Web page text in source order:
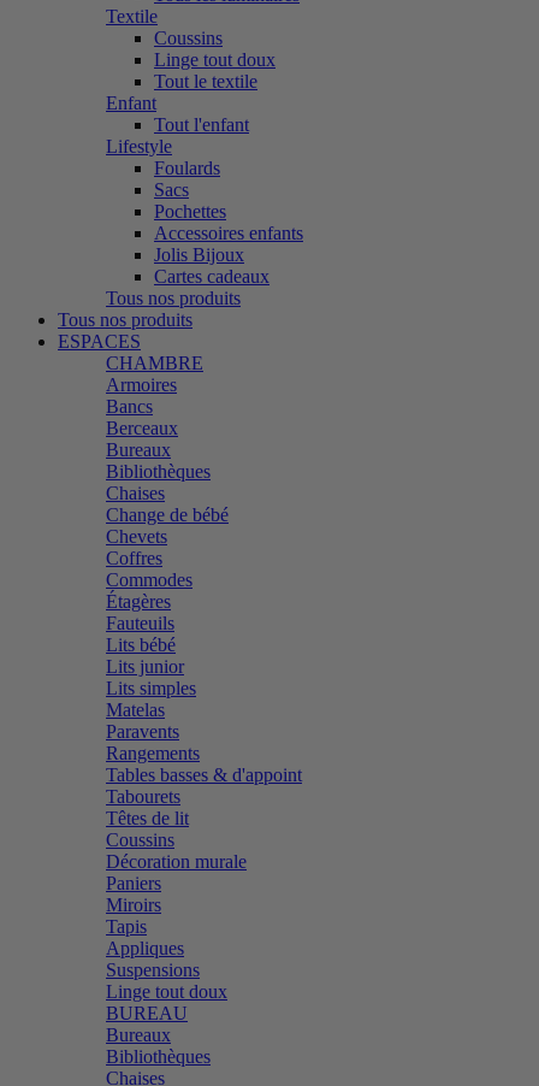
Textile
Coussins
Linge tout doux
Tout le textile
Enfant
Tout l'enfant
Lifestyle
Foulards
Sacs
Pochettes
Accessoires enfants
Jolis Bijoux
Cartes cadeaux
Tous nos produits
Tous nos produits
ESPACES
CHAMBRE
Armoires
Bancs
Berceaux
Bureaux
Bibliothèques
Chaises
Change de bébé
Chevets
Coffres
Commodes
Étagères
Fauteuils
Lits bébé
Lits junior
Lits simples
Matelas
Paravents
Rangements
Tables basses & d'appoint
Tabourets
Têtes de lit
Coussins
Décoration murale
Paniers
Miroirs
Tapis
Appliques
Suspensions
Linge tout doux
BUREAU
Bureaux
Bibliothèques
Chaises